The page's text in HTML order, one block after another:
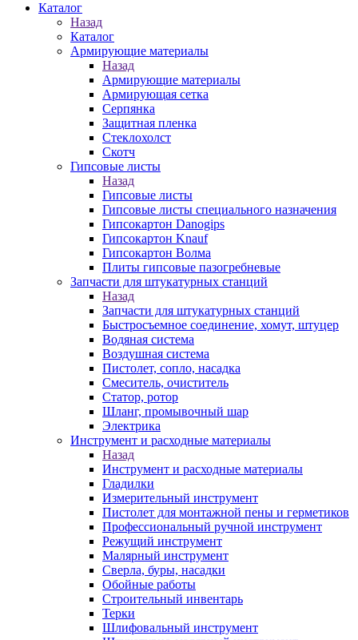
Каталог
Назад
Каталог
Армирующие материалы
Назад
Армирующие материалы
Армирующая сетка
Серпянка
Защитная пленка
Стеклохолст
Скотч
Гипсовые листы
Назад
Гипсовые листы
Гипсовые листы специального назначения
Гипсокартон Danogips
Гипсокартон Knauf
Гипсокартон Волма
Плиты гипсовые пазогребневые
Запчасти для штукатурных станций
Назад
Запчасти для штукатурных станций
Быстросъемное соединение, хомут, штуцер
Водяная система
Воздушная система
Пистолет, сопло, насадка
Смеситель, очиститель
Статор, ротор
Шланг, промывочный шар
Электрика
Инструмент и расходные материалы
Назад
Инструмент и расходные материалы
Гладилки
Измерительный инструмент
Пистолет для монтажной пены и герметиков
Профессиональный ручной инструмент
Режущий инструмент
Малярный инструмент
Сверла, буры, насадки
Обойные работы
Строительный инвентарь
Терки
Шлифовальный инструмент